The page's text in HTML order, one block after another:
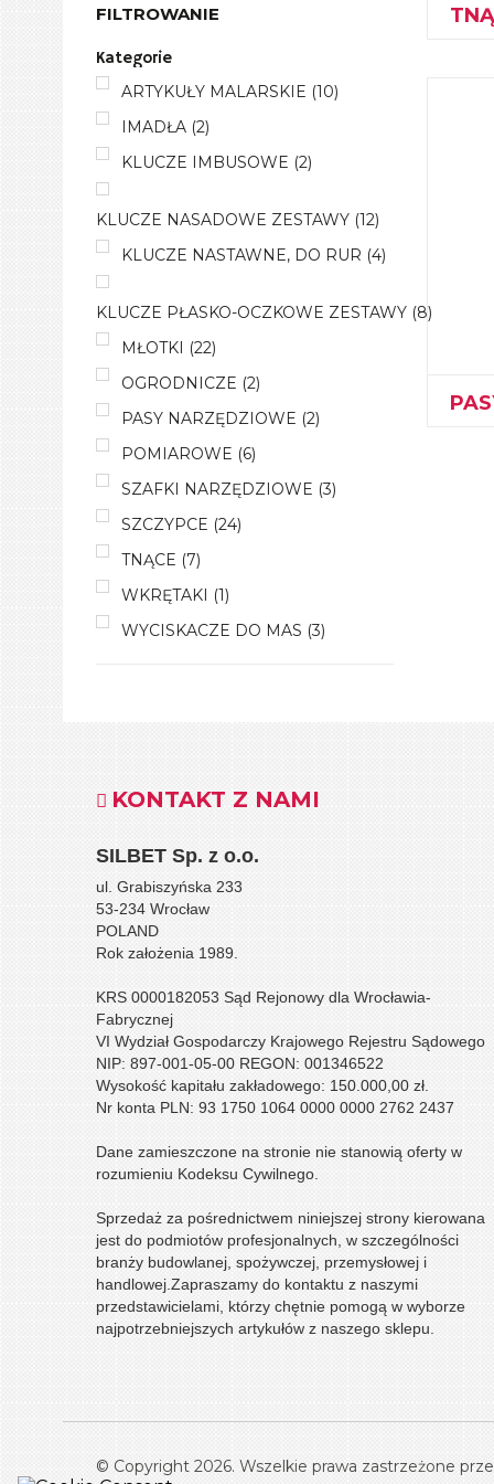
FILTROWANIE
Kategorie
ARTYKUŁY MALARSKIE (10)
IMADŁA (2)
KLUCZE IMBUSOWE (2)
KLUCZE NASADOWE ZESTAWY (12)
KLUCZE NASTAWNE, DO RUR (4)
KLUCZE PŁASKO-OCZKOWE ZESTAWY (8)
MŁOTKI (22)
OGRODNICZE (2)
PASY NARZĘDZIOWE (2)
POMIAROWE (6)
SZAFKI NARZĘDZIOWE (3)
SZCZYPCE (24)
TNĄCE (7)
WKRĘTAKI (1)
WYCISKACZE DO MAS (3)
KONTAKT Z NAMI
SILBET Sp. z o.o.
ul. Grabiszyńska 233
53-234 Wrocław
POLAND
Rok założenia 1989.
KRS 0000182053 Sąd Rejonowy dla Wrocławia-
Fabrycznej
VI Wydział Gospodarczy Krajowego Rejestru Sądowego
NIP: 897-001-05-00 REGON: 001346522
Wysokość kapitału zakładowego: 150.000,00 zł.
Nr konta PLN: 93 1750 1064 0000 0000 2762 2437
Dane zamieszczone na stronie nie stanowią oferty w
rozumieniu Kodeksu Cywilnego.
Sprzedaż za pośrednictwem niniejszej strony kierowana
jest do podmiotów profesjonalnych, w szczególności
branży budowlanej, spożywczej, przemysłowej i
handlowej.Zapraszamy do kontaktu z naszymi
przedstawicielami, którzy chętnie pomogą w wyborze
najpotrzebniejszych artykułów z naszego sklepu.
© Copyright 2026. Wszelkie prawa zastrzeżone